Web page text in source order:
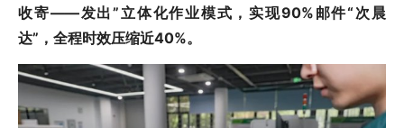
收寄——发出”立体化作业模式，实现90%邮件“次晨
达”，全程时效压缩近40%。